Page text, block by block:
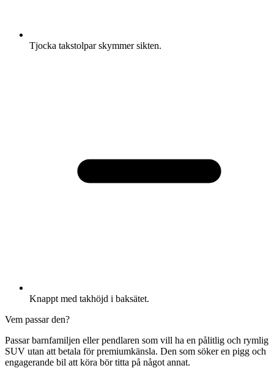
Tjocka takstolpar skymmer sikten.
Knappt med takhöjd i baksätet.
Vem passar den?
Passar barnfamiljen eller pendlaren som vill ha en pålitlig och rymlig
SUV utan att betala för premiumkänsla. Den som söker en pigg och
engagerande bil att köra bör titta på något annat.